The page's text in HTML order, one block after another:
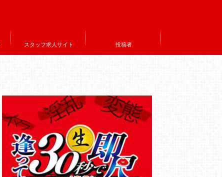
スタッフ求人サイト 投稿者